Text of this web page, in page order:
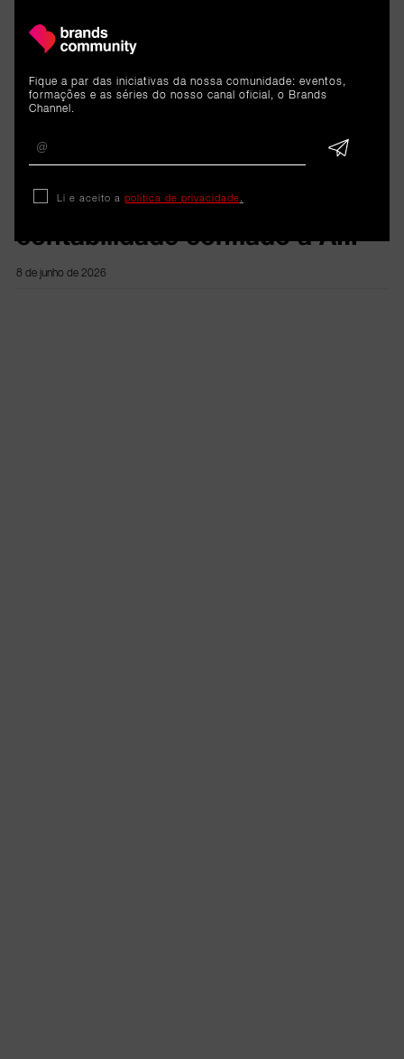
ARTIGOS
RELACIONADOS
Reportagem
Tally: O futuro da
contabilidade confiado à A.I.
8 de junho de 2026
Fique a par das iniciativas da nossa comunidade: eventos,
formações e as séries do nosso canal oficial, o Brands
Channel.
Li e aceito a política de privacidade